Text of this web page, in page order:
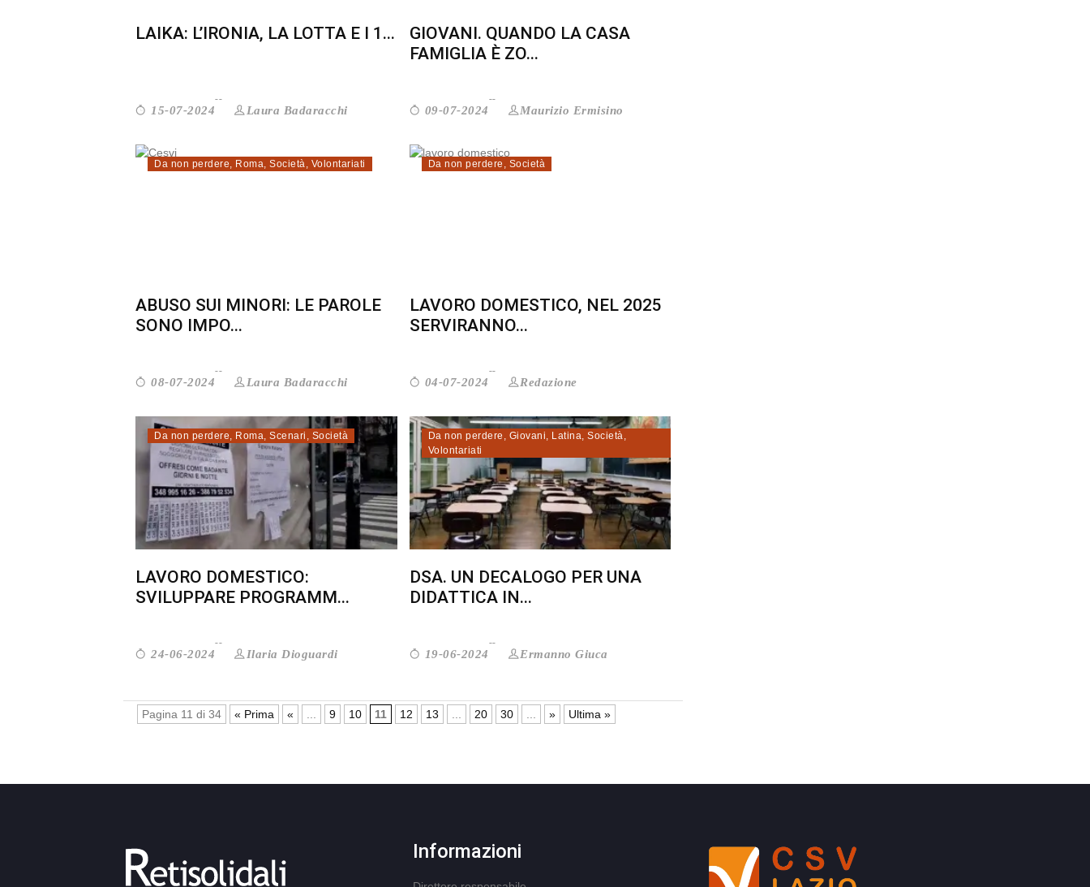
LAIKA: L’IRONIA, LA LOTTA E I 1...
15-07-2024 Laura Badaracchi
GIOVANI. QUANDO LA CASA
FAMIGLIA È ZO...
09-07-2024 Maurizio Ermisino
Da non perdere, Roma, Società, Volontariati
ABUSO SUI MINORI: LE PAROLE
SONO IMPO...
08-07-2024 Laura Badaracchi
Da non perdere , Società
LAVORO DOMESTICO, NEL 2025
SERVIRANNO...
04-07-2024 Redazione
Da non perdere, Roma, Scenari , Società
LAVORO DOMESTICO:
SVILUPPARE PROGRAMM...
24-06-2024 Ilaria Dioguardi
Da non perdere , Giovani, Latina, Società,
Volontariati
DSA. UN DECALOGO PER UNA
DIDATTICA IN...
19-06-2024 Ermanno Giuca
Pagina 11 di 34 « Prima « 9 10 11 12 13 20 30 » Ultima »
Informazioni